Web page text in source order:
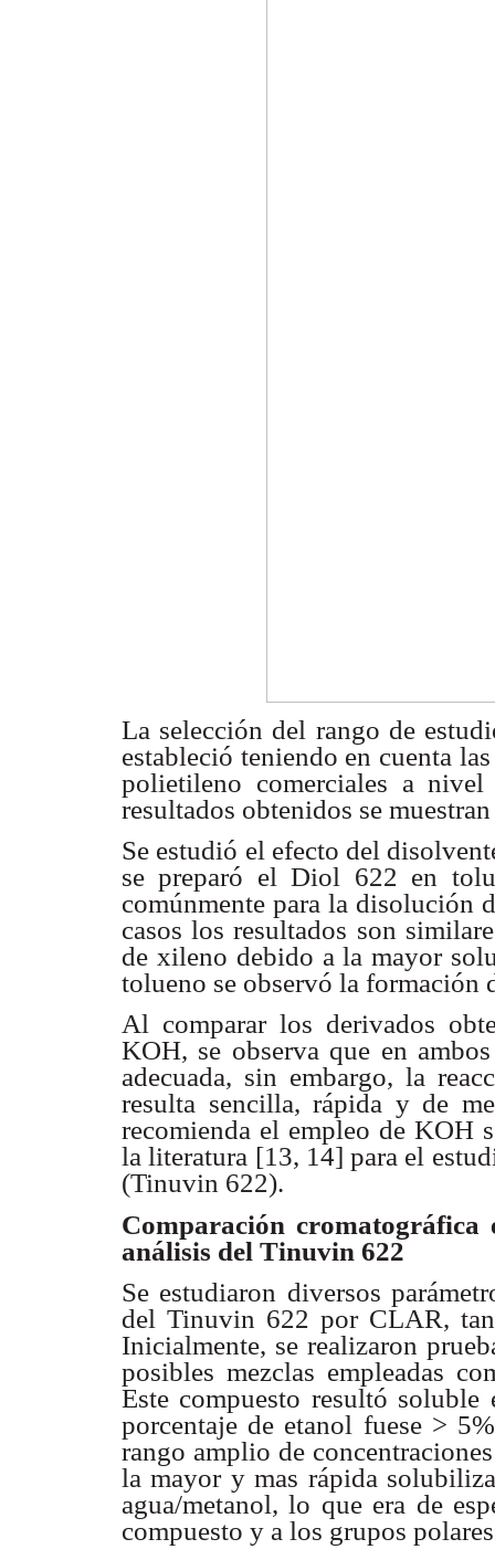
La selección del rango de
estableció teniendo en cuenta
polietileno comerciales a
resultados obtenidos se
Se estudió el efecto del
se preparó el Diol 622 en
comúnmente para la disolución
casos los resultados son
de xileno debido a la mayor
tolueno se observó la formación
Al comparar los derivados
KOH, se observa que en
adecuada, sin embargo, la
resulta sencilla, rápida y de
recomienda el empleo de KOH
la literatura [13, 14] para el
(Tinuvin 622).
Comparación
análisis del Tinuvin 622
Se estudiaron diversos
del Tinuvin 622 por CLAR,
Inicialmente, se realizaron
posibles mezclas empleadas
Este compuesto resultó soluble
porcentaje de etanol fuese >
rango amplio de
la mayor y mas rápida
agua/metanol, lo que era de
compuesto y a los grupos